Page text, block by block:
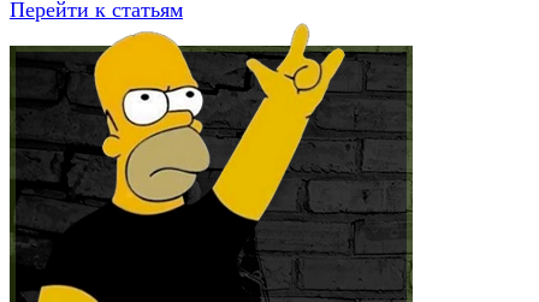
Перейти к статьям